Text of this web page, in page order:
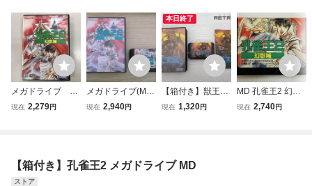
メガドライブ 孔
雀王2 説明書なし
現在 2,279円
メガドライブ(MD)
「孔雀王２」（外
現在 2,940円
本日終了
【箱付き】獣王記
メガドライブ MD
現在 1,320円
MD 孔雀王2 幻影
城 メガドライブ
現在 2,740円
【箱付き】孔雀王2 メガドライブ MD
ストア